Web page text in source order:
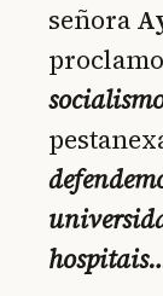
señora